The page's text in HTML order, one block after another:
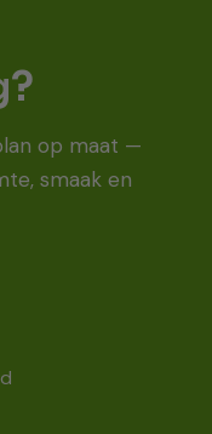
op maat —
smaak en